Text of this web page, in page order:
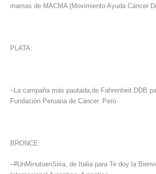
mamas de MACMA (Movimiento Ayuda Cáncer
PLATA:
–La campaña más pautada,de Fahrenheit DDB
Fundación Peruana de Cáncer. Perú
BRONCE:
–#UnMinutoenSiria, de Italia para Te doy la